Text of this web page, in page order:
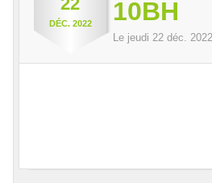
DÉC. 2022 10BH
Le jeudi 22 déc. 2022